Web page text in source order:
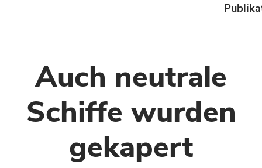
Auch neutrale
Schiffe wurden
gekapert